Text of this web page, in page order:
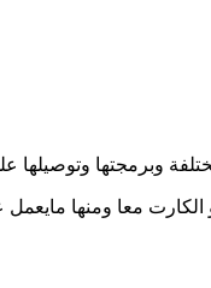
وبرمجتها وتوصيلها
معا ومنها